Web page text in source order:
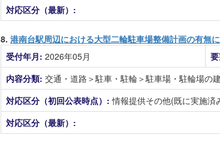
対応区分（最新）:
8. 港南台駅周辺における大型二輪駐車場整備計画の有無
受付年月: 2026年05月
内容分類: 交通・道路＞駐車・駐輪＞駐車場・駐輪場の
対応区分（初回公表時点）:情報提供その他(既に実施済
対応区分（最新）: